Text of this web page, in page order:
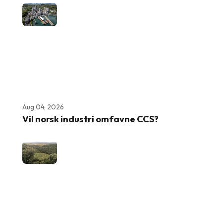
Aug 04, 2026
Vil norsk industri omfavne CCS?